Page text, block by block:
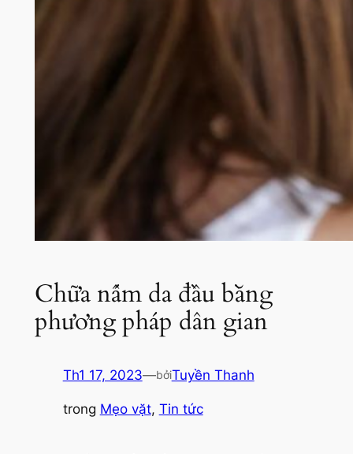
Chữa nấm da đầu bằng
phương pháp dân gian
Th1 17, 2023—bởiTuyền Thanh
trong Mẹo vặt, Tin tức